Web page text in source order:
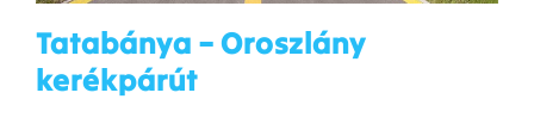
Tatabánya – Oroszlány
kerékpárút